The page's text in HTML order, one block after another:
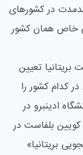
در کشورهای
خاص همان کشور
تعیین
کدام کشور را
ادینبرو در
کویین بلفاست در
بریتانیا»